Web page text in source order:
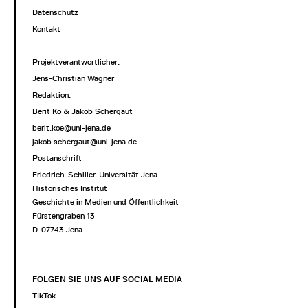
Datenschutz
Kontakt
Projektverantwortlicher:
Jens-Christian Wagner
Redaktion:
Berit Kö & Jakob Schergaut
berit.koe@uni-jena.de
jakob.schergaut@uni-jena.de
Postanschrift
Friedrich-Schiller-Universität Jena
Historisches Institut
Geschichte in Medien und Öffentlichkeit
Fürstengraben 13
D-07743 Jena
FOLGEN SIE UNS AUF SOCIAL MEDIA
TIkTok